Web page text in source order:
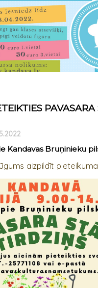
Kandavas Bruņinieku
aizpildīt pieteikuma